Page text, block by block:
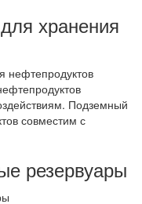
хранения
Подземный
совместим с
резервуары